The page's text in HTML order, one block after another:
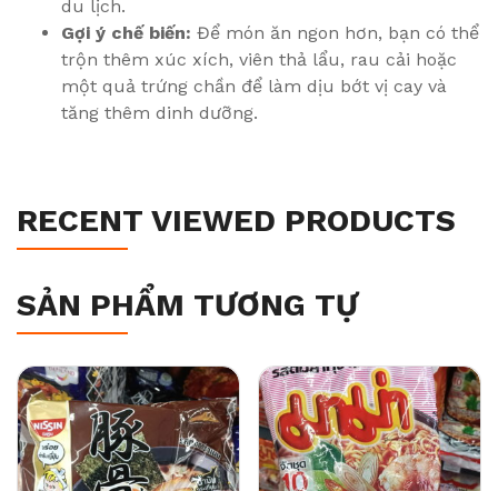
du lịch.
Gợi ý chế biến: Để món ăn ngon hơn, bạn có thể
trộn thêm xúc xích, viên thả lẩu, rau cải hoặc
một quả trứng chần để làm dịu bớt vị cay và
tăng thêm dinh dưỡng.
RECENT VIEWED PRODUCTS
SẢN PHẨM TƯƠNG TỰ